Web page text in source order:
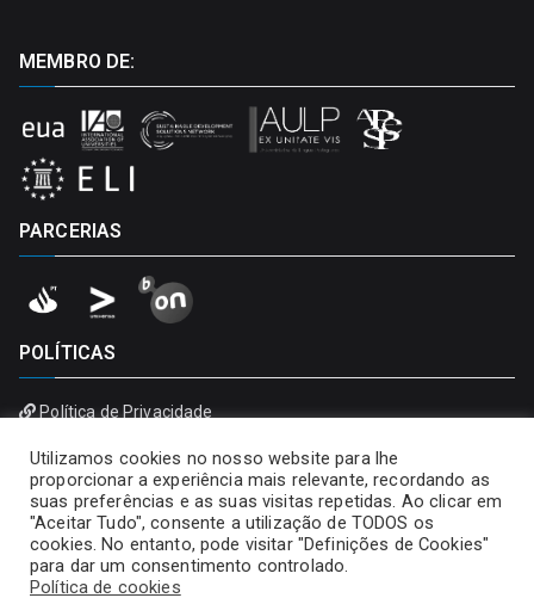
MEMBRO DE:
PARCERIAS
POLÍTICAS
Política de Privacidade
Utilizamos cookies no nosso website para lhe
proporcionar a experiência mais relevante, recordando as
suas preferências e as suas visitas repetidas. Ao clicar em
"Aceitar Tudo", consente a utilização de TODOS os
cookies. No entanto, pode visitar "Definições de Cookies"
para dar um consentimento controlado.
Política de cookies